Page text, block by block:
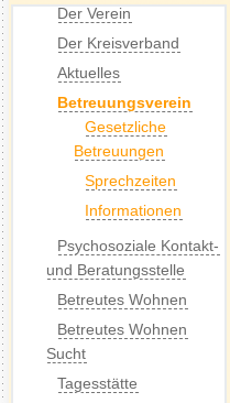
Der Verein
Der Kreisverband
Aktuelles
Betreuungsverein
Gesetzliche
Betreuungen
Sprechzeiten
Informationen
Psychosoziale Kontakt-
und Beratungsstelle
Betreutes Wohnen
Betreutes Wohnen
Sucht
Tagesstätte